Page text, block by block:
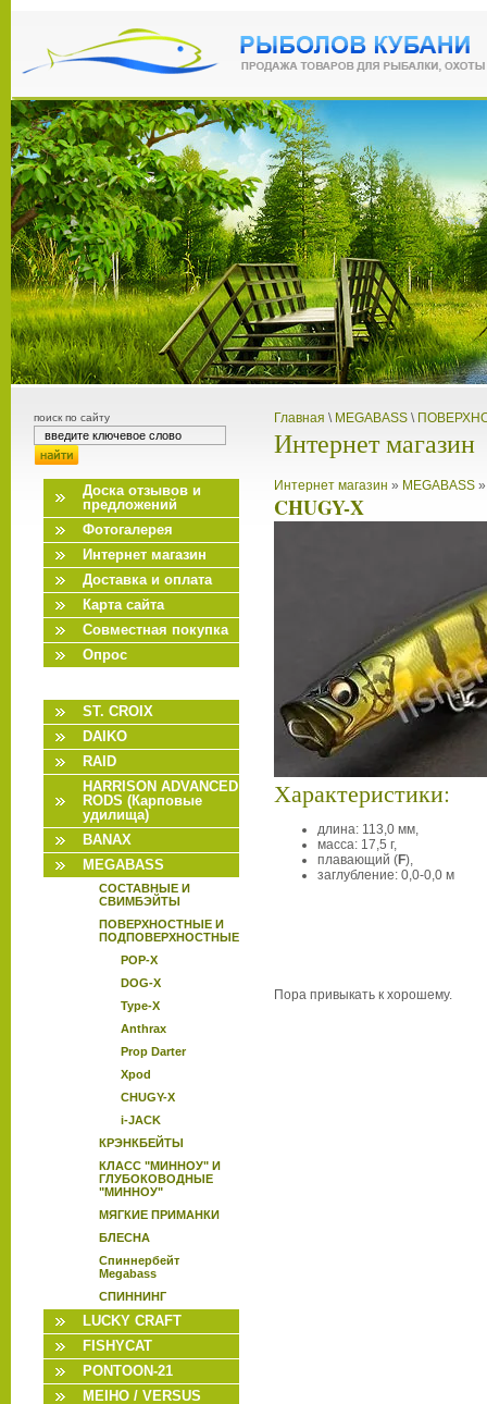
поиск по сайту
Доска отзывов и
предложений
Фотогалерея
Интернет магазин
Доставка и оплата
Карта сайта
Совместная покупка
Опрос
ST. CROIX
DAIKO
RAID
HARRISON ADVANCED
RODS (Карповые
удилища)
BANAX
MEGABASS
СОСТАВНЫЕ И
СВИМБЭЙТЫ
ПОВЕРХНОСТНЫЕ И
ПОДПОВЕРХНОСТНЫЕ
POP-X
DOG-X
Type-X
Anthrax
Prop Darter
Xpod
CHUGY-X
i-JACK
КРЭНКБЕЙТЫ
КЛАСС "МИННОУ" И
ГЛУБОКОВОДНЫЕ
"МИННОУ"
МЯГКИЕ ПРИМАНКИ
БЛЕСНА
Спиннербейт
Megabass
CПИННИНГ
LUCKY CRAFT
FISHYCAT
PONTOON-21
MEIHO / VERSUS
Главная \ MEGABASS\
Интернет магазин
Интернет магазин » MEGABASS
CHUGY-X
Характеристики:
длина: 113,0 мм,
масса: 17,5 г,
плавающий (F),
заглубление: 0,0-0,0 м
Пора привыкать к хорошему.